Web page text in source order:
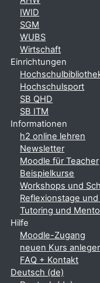
IWID
SGM
WUBS
Wirtschaft
Einrichtungen
Hochschulsport
SB QHD
SB ITM
Informationen
h2 online lehren
Newsletter
Moodle für Teacher
Beispielkurse
Workshops und
Reflexionstage und
Tutoring und
Hilfe
Moodle-Zugang
neuen Kurs
FAQ + Kontakt
Deutsch ‎(de)‎